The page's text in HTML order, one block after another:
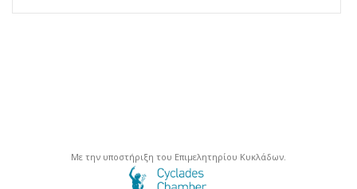
Με την υποστήριξη του Επιμελητηρίου Κυκλάδων.